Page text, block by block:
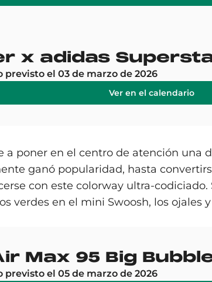
x adidas
previsto el 03 de marzo de 2026
Ver en el calendario
a poner en el centro de atención una
ganó popularidad, hasta
con este colorway ultra-codiciado.
verdes en el mini Swoosh, los ojales
Max 95 Big
previsto el 05 de marzo de 2026